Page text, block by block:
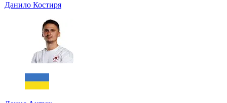
Данило Костиря